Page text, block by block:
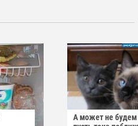
А может не будем